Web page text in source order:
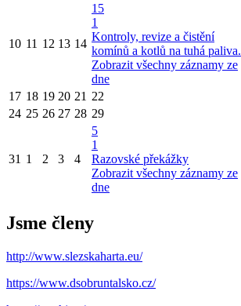
10 11 12 13 14
15
1
Kontroly, revize a čistění
komínů a kotlů na tuhá paliva.
Zobrazit všechny záznamy ze
dne
17 18 19 20 21 22
24 25 26 27 28 29
31 1 2 3 4
5
1
Razovské překážky
Zobrazit všechny záznamy ze
dne
Jsme členy
http://www.slezskaharta.eu/
https://www.dsobruntalsko.cz/